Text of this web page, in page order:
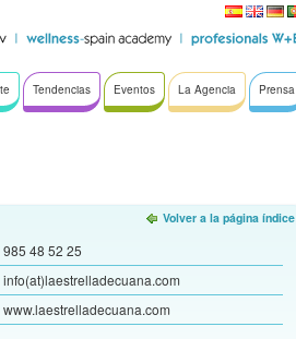
Tendencias Eventos La Agencia Prensa
Volver a la página índice
985 48 52 25
info(at)laestrelladecuana.com
www.laestrelladecuana.com